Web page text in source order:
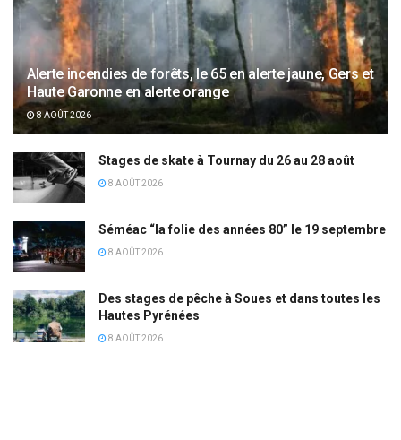
Alerte incendies de forêts, le 65 en alerte jaune, Gers et
Haute Garonne en alerte orange
8 AOÛT 2026
Stages de skate à Tournay du 26 au 28 août
8 AOÛT 2026
Séméac “la folie des années 80” le 19 septembre
8 AOÛT 2026
Des stages de pêche à Soues et dans toutes les
Hautes Pyrénées
8 AOÛT 2026